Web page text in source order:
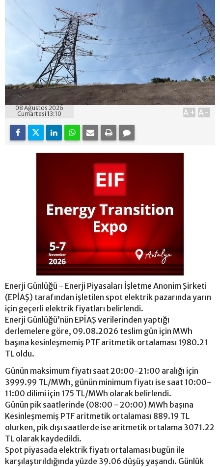
08 Ağustos 2026
Cumartesi 13:10
A+ A-
Enerji Günlüğü - Enerji Piyasaları İşletme Anonim Şirketi
(EPİAŞ) tarafından işletilen spot elektrik pazarında yarın
için geçerli elektrik fiyatları belirlendi.
Enerji Günlüğü’nün EPİAŞ verilerinden yaptığı
derlemelere göre, 09.08.2026 teslim gün için MWh
başına kesinleşmemiş PTF aritmetik ortalaması 1980.21
TL oldu.
Günün maksimum fiyatı saat 20:00-21:00 aralığı için
3999.99 TL/MWh, günün minimum fiyatı ise saat 10:00-
11:00 dilimi için 175 TL/MWh olarak belirlendi.
Günün pik saatlerinde (08:00 - 20:00) MWh başına
Kesinleşmemiş PTF aritmetik ortalaması 889.19 TL
olurken, pik dışı saatlerde ise aritmetik ortalama 3071.22
TL olarak kaydedildi.
Spot piyasada elektrik fiyatı ortalaması bugün ile
karşılaştırıldığında yüzde 39.06 düşüş yaşandı. Günlük